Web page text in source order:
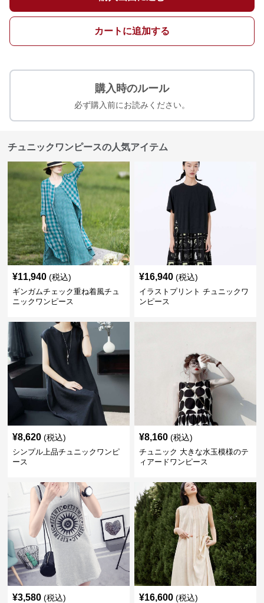
カートに追加する
購入時のルール
必ず購入前にお読みください。
チュニックワンピースの人気アイテム
¥11,940 (税込)
ギンガムチェック重ね着風チュ
ニックワンピース
¥16,940 (税込)
イラストプリント チュニックワ
ンピース
¥8,620 (税込)
シンプル上品チュニックワンピ
ース
¥8,160 (税込)
チュニック 大きな水玉模様のテ
ィアードワンピース
¥3,580 (税込) ¥16,600 (税込)